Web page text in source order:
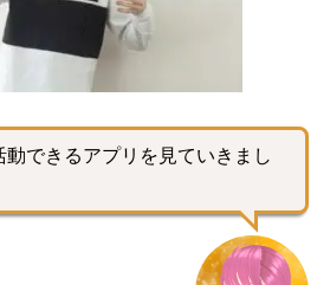
できるアプリを見ていきまし